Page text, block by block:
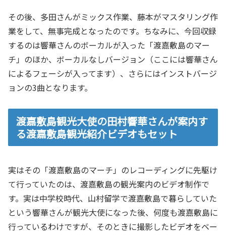
その後、多田さんがミックス作業、藤本がマスタリング作
業をして、無事完成となったのです。ちなみに、今回収録
するのは響華さんのボーカルが入った「渡嘉敷島のマー
チ」のほか、ボーカルなしバージョン（ここには響華さん
によるフェーシが入ってます）、さらにはインストバージ
ョンの3曲となります。
渡嘉敷島観光大使の田村響華さんが案内す
る渡嘉敷島観光紹介ビデオもセット
実はその「渡嘉敷島のマーチ」のレコーディングに先駆け
て行っていたのは、渡嘉敷島の観光案内のビデオ制作で
す。実は中学校時代、山村留学で渡嘉敷島で暮らしていた
という響華さんが観光大使になった後、何度も渡嘉敷島に
行っているわけですが、そのときに撮影したビデオをベー